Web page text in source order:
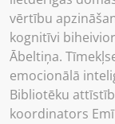
vērtību
kognitīvi
Ābeltiņa.
emocionālā
Bibliotēku
koordinators